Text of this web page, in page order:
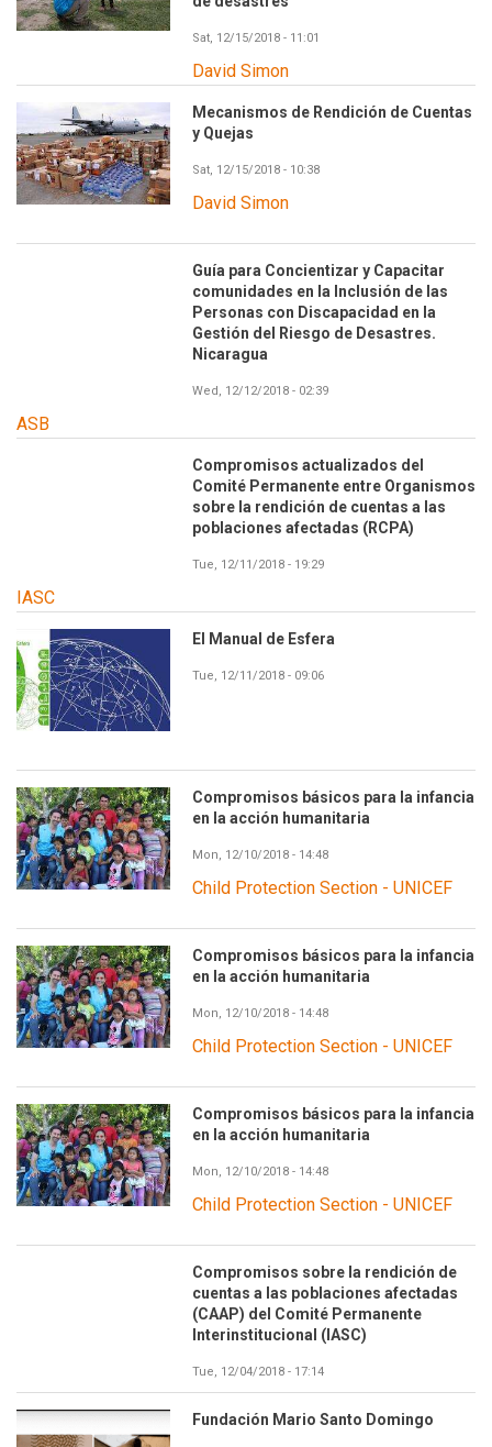
Sat, 12/15/2018 - 11:01
David Simon
Mecanismos de Rendición de Cuentas
y Quejas
Sat, 12/15/2018 - 10:38
David Simon
Guía para Concientizar y Capacitar
comunidades en la Inclusión de las
Personas con Discapacidad en la
Gestión del Riesgo de Desastres.
Nicaragua
Wed, 12/12/2018 - 02:39
ASB
Compromisos actualizados del
Comité Permanente entre Organismos
sobre la rendición de cuentas a las
poblaciones afectadas (RCPA)
Tue, 12/11/2018 - 19:29
IASC
El Manual de Esfera
Tue, 12/11/2018 - 09:06
Compromisos básicos para la infancia
en la acción humanitaria
Mon, 12/10/2018 - 14:48
Child Protection Section - UNICEF
Compromisos básicos para la infancia
en la acción humanitaria
Mon, 12/10/2018 - 14:48
Child Protection Section - UNICEF
Compromisos básicos para la infancia
en la acción humanitaria
Mon, 12/10/2018 - 14:48
Child Protection Section - UNICEF
Compromisos sobre la rendición de
cuentas a las poblaciones afectadas
(CAAP) del Comité Permanente
Interinstitucional (IASC)
Tue, 12/04/2018 - 17:14
Fundación Mario Santo Domingo